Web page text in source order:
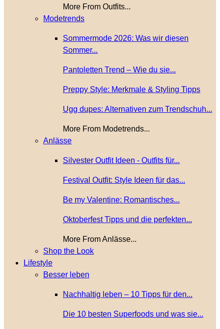
More From Outfits...
Modetrends
Sommermode 2026: Was wir diesen
Sommer...
Pantoletten Trend – Wie du sie...
Preppy Style: Merkmale & Styling Tipps
Ugg dupes: Alternativen zum Trendschuh...
More From Modetrends...
Anlässe
Silvester Outfit Ideen - Outfits für...
Festival Outfit: Style Ideen für das...
Be my Valentine: Romantisches...
Oktoberfest Tipps und die perfekten...
More From Anlässe...
Shop the Look
Lifestyle
Besser leben
Nachhaltig leben – 10 Tipps für den...
Die 10 besten Superfoods und was sie...